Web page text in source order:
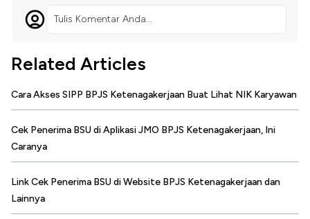
Tulis Komentar Anda...
Related Articles
Cara Akses SIPP BPJS Ketenagakerjaan Buat Lihat NIK Karyawan
Cek Penerima BSU di Aplikasi JMO BPJS Ketenagakerjaan, Ini
Caranya
Link Cek Penerima BSU di Website BPJS Ketenagakerjaan dan
Lainnya